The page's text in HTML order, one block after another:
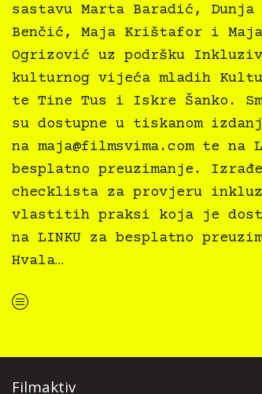
sastavu Marta Baradić, Dunja
Benčić, Maja Krištafor i Maja
Ogrizović uz podršku
kulturnog vijeća mladih
te Tine Tus i Iskre Šanko.
su dostupne u tiskanom
na maja@filmsvima.comte na
besplatno preuzimanje.
checklista za provjeru
vlastitih praksi koja je
na LINKU za besplatno
Hvala…
“Kultura svima — Smjernice za inkluzivne kulturne prakse”
Filmaktiv